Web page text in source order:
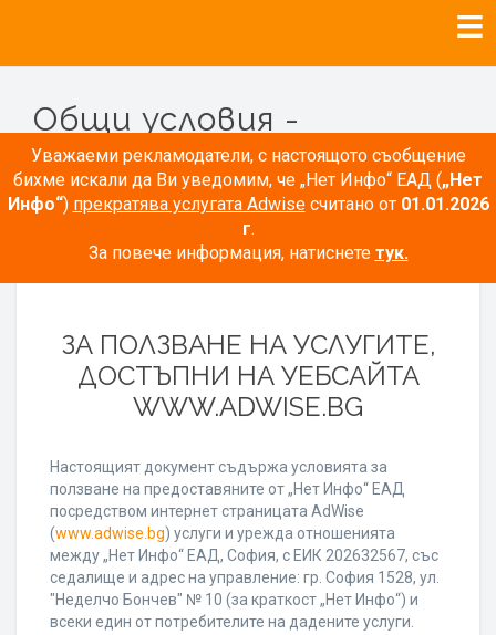
Уважаеми рекламодатели, с настоящото съобщение
бихме искали да Ви уведомим, че „Нет Инфо“ ЕАД („Нет
Инфо“) прекратява услугата Adwiseсчитано от 01.01.2026
г.
За повече информация, натиснете тук.
Общи условия -
Рекламодатели
ОБЩИ УСЛОВИЯ
ЗА ПОЛЗВАНЕ НА УСЛУГИТЕ,
ДОСТЪПНИ НА УЕБСАЙТА
WWW.ADWISE.BG
Настоящият документ съдържа условията за
ползване на предоставяните от „Нет Инфо“ ЕАД
посредством интернет страницата AdWise
(www.adwise.bg) услуги и урежда отношенията
между „Нет Инфо“ ЕАД, София, с ЕИК 202632567, със
седалище и адрес на управление: гр. София 1528, ул.
"Неделчо Бончев" № 10 (за краткост „Нет Инфо“) и
всеки един от потребителите на дадените услуги.